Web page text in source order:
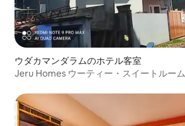
ウダカマンダラムのホテル客室
Jeru Homes ウーティー・スイートルーム